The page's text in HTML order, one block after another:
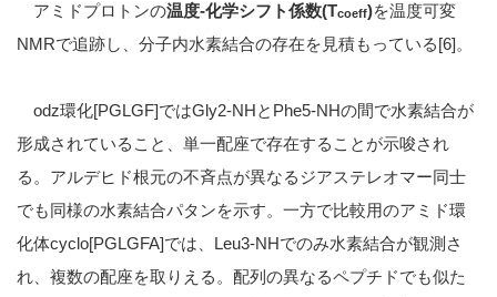
アミドプロトンの温度-化学シフト係数(Tcoeff)を温度可変
NMRで追跡し、分子内水素結合の存在を見積もっている[6]。
odz環化[PGLGF]ではGly2-NHとPhe5-NHの間で水素結合が
形成されていること、単一配座で存在することが示唆され
る。アルデヒド根元の不斉点が異なるジアステレオマー同士
でも同様の水素結合パタンを示す。一方で比較用のアミド環
化体cyclo[PGLGFA]では、Leu3-NHでのみ水素結合が観測さ
れ、複数の配座を取りえる。 配列の異なるペプチドでも似た